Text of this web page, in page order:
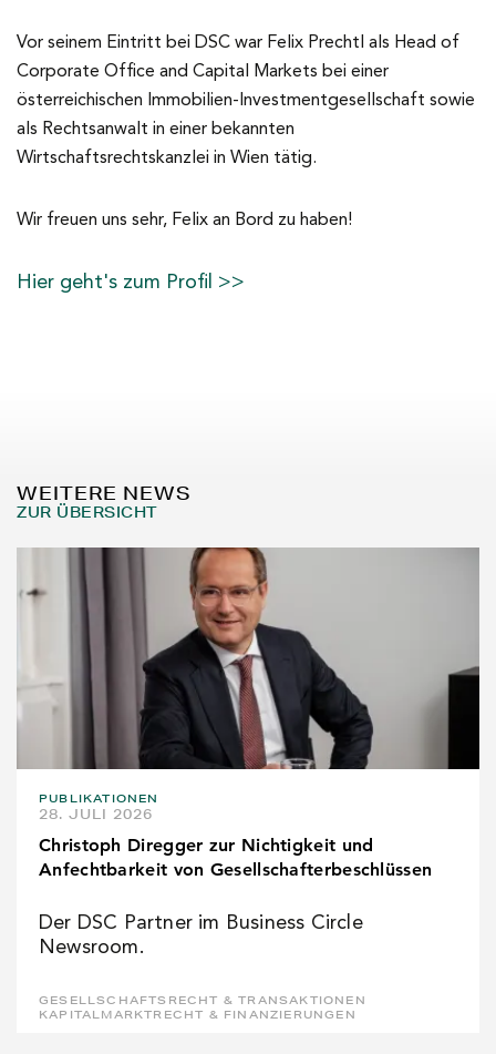
Vor seinem Eintritt bei DSC war Felix Prechtl als Head of
Corporate Office and Capital Markets bei einer
österreichischen Immobilien-Investmentgesellschaft sowie
als Rechtsanwalt in einer bekannten
Wirtschaftsrechtskanzlei in Wien tätig.
Wir freuen uns sehr, Felix an Bord zu haben!
Hier geht's zum Profil >>
WEITERE NEWS
ZUR ÜBERSICHT
PUBLIKATIONEN
28. JULI 2026
Christoph Diregger zur Nichtigkeit und
Anfechtbarkeit von Gesellschafterbeschlüssen
Der DSC Partner im Business Circle
Newsroom.
GESELLSCHAFTSRECHT & TRANSAKTIONEN
KAPITALMARKTRECHT & FINANZIERUNGEN